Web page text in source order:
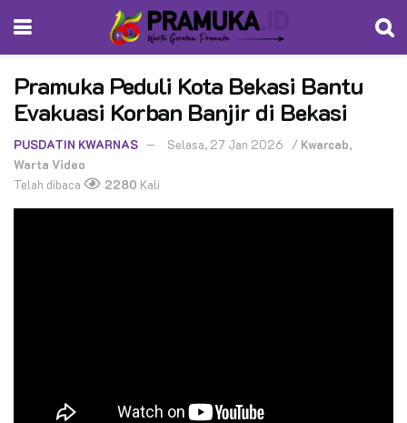
Pramuka Peduli Kota Bekasi Bantu
Evakuasi Korban Banjir di Bekasi
PUSDATIN KWARNAS Selasa, 27 Jan 2026 / Kwarcab,
Warta Video
Telah dibaca
2280 Kali